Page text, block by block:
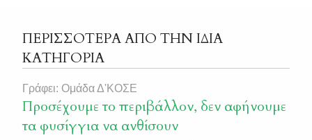
ΠΕΡΙΣΣΟΤΕΡΑ ΑΠΟ ΤΗΝ ΙΔΙΑ
ΚΑΤΗΓΟΡΙΑ
Γράφει: Ομάδα Δ'ΚΟΣΕ
Προσέχουμε το περιβάλλον, δεν αφήνουμε
τα φυσίγγια να ανθίσουν